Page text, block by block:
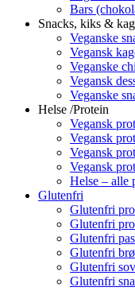
Bars
Snacks, kiks &
Veganske
Vegansk
Veganske
Vegansk
Veganske
Helse /Protein
Vegansk
Vegansk
Vegansk
Vegansk
Helse – alle
Glutenfri
Glutenfri
Glutenfri
Glutenfri
Glutenfri
Glutenfri
Glutenfri